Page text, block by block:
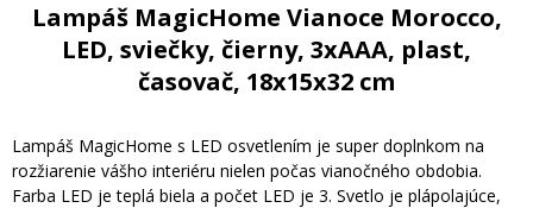
Lampáš MagicHome Vianoce Morocco,
LED, sviečky, čierny, 3xAAA, plast,
časovač, 18x15x32 cm
Lampáš MagicHome s LED osvetlením je super doplnkom na
rozžiarenie vášho interiéru nielen počas vianočného obdobia.
Farba LED je teplá biela a počet LED je 3. Svetlo je plápolajúce,